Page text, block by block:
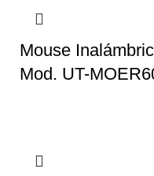
Mouse
Mod. UT-